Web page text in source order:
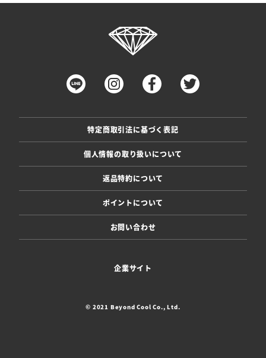
特定商取引法に基づく表記
個人情報の取り扱いについて
返品特約について
ポイントについて
お問い合わせ
企業サイト
© 2021 Beyond Cool Co., Ltd.